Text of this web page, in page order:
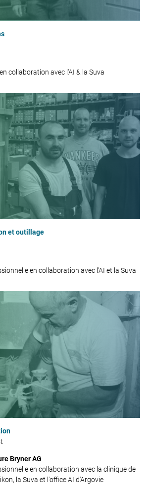
collaboration avec l'AI & la Suva
et outillage
en collaboration avec l'AI et la Suva
Bryner AG
en collaboration avec la clinique de
la Suva et l'office AI d'Argovie